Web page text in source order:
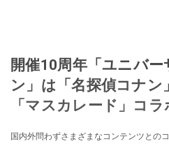
開催10周年「ユニバ
ン」は「名探偵コナン
「マスカレード」コ
国内外問わずさまざまなコンテンツとの